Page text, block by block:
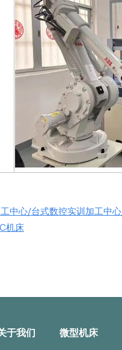
中心/台式数控实训加工中
机床
于我们 微型机床